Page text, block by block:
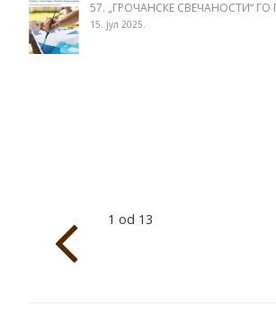
57. „ГРОЧАНСКЕ СВЕЧАНОСТИ“ ГО
15. јул 2025.
1 od 13